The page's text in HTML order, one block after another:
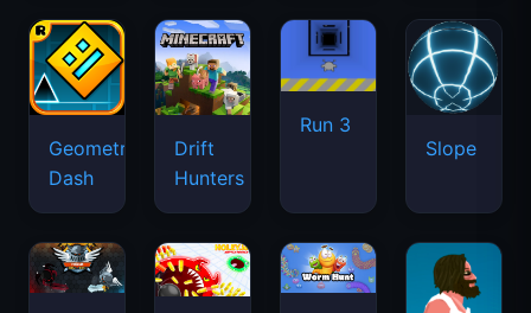
Geometry
Dash
Drift
Hunters
Run 3
Slope